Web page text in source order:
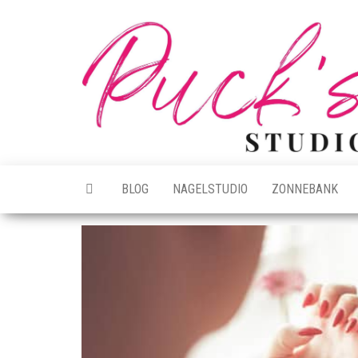
BLOG NAGELSTUDIO ZONNEBANK